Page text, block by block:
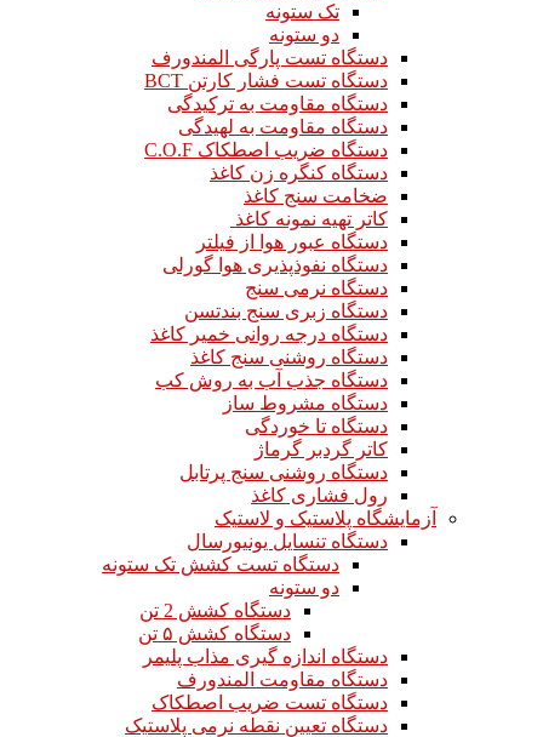
تک ستونه
دو ستونه
دستگاه تست پارگی المندورف
دستگاه تست فشار کارتن BCT
دستگاه مقاومت به ترکیدگی
دستگاه مقاومت به لهیدگی
دستگاه ضریب اصطکاک C.O.F
دستگاه کنگره زن کاغذ
ضخامت سنج کاغذ
کاتر تهیه نمونه کاغذ
دستگاه عبور هوا از فیلتر
دستگاه نفوذپذیری هوا گورلی
دستگاه نرمی سنج
دستگاه زبری سنج بندتسن
دستگاه درجه روانی خمیر کاغذ
دستگاه روشنی سنج کاغذ
دستگاه جذب آب به روش کب
دستگاه مشروط ساز
دستگاه تا خوردگی
کاتر گردبر گرماژ
دستگاه روشنی سنج پرتابل
رول فشاری کاغذ
آزمایشگاه پلاستیک و لاستیک
دستگاه تنسایل یونیورسال
دستگاه تست کشش تک ستونه
دو ستونه
دستگاه کشش 2 تن
دستگاه کشش ۵ تن
دستگاه اندازه گیری مذاب پلیمر
دستگاه مقاومت المندورف
دستگاه تست ضریب اصطکاک
دستگاه تعیین نقطه نرمی پلاستیک